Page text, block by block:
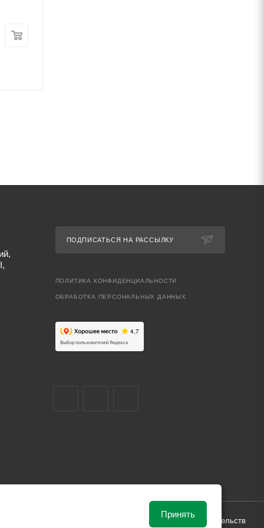
ПОДПИСАТЬСЯ НА РАССЫЛКУ
ПОЛИТИКА КОНФИДЕНЦИАЛЬНОСТИ
ОБРАБОТКА ПЕРСОНАЛЬНЫХ ДАННЫХ
от рыночной ситуации и не влекут за собой обязательств
Принять